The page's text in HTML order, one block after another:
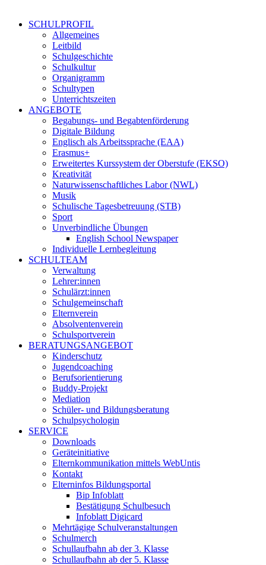
SCHULPROFIL
Allgemeines
Leitbild
Schulgeschichte
Schulkultur
Organigramm
Schultypen
Unterrichtszeiten
ANGEBOTE
Begabungs- und Begabtenförderung
Digitale Bildung
Englisch als Arbeitssprache (EAA)
Erasmus+
Erweitertes Kurssystem der Oberstufe (EKSO)
Kreativität
Naturwissenschaftliches Labor (NWL)
Musik
Schulische Tagesbetreuung (STB)
Sport
Unverbindliche Übungen
English School Newspaper
Individuelle Lernbegleitung
SCHULTEAM
Verwaltung
Lehrer:innen
Schulärzt:innen
Schulgemeinschaft
Elternverein
Absolventenverein
Schulsportverein
BERATUNGSANGEBOT
Kinderschutz
Jugendcoaching
Berufsorientierung
Buddy-Projekt
Mediation
Schüler- und Bildungsberatung
Schulpsychologin
SERVICE
Downloads
Geräteinitiative
Elternkommunikation mittels WebUntis
Kontakt
Elterninfos Bildungsportal
Bip Infoblatt
Bestätigung Schulbesuch
Infoblatt Digicard
Mehrtägige Schulveranstaltungen
Schulmerch
Schullaufbahn ab der 3. Klasse
Schullaufbahn ab der 5. Klasse